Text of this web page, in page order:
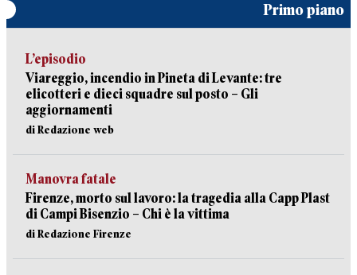
Primo piano
L’episodio
Viareggio, incendio in Pineta di Levante: tre
elicotteri e dieci squadre sul posto – Gli
aggiornamenti
di Redazione web
Manovra fatale
Firenze, morto sul lavoro: la tragedia alla Capp Plast
di Campi Bisenzio – Chi è la vittima
di Redazione Firenze